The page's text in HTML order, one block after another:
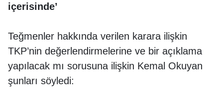
içerisinde’
Teğmenler hakkında verilen karara ilişkin
TKP’nin değerlendirmelerine ve bir açıklama
yapılacak mı sorusuna ilişkin Kemal Okuyan
şunları söyledi: